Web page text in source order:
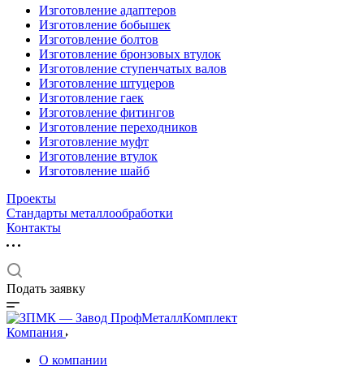
Изготовление адаптеров
Изготовление бобышек
Изготовление болтов
Изготовление бронзовых втулок
Изготовление ступенчатых валов
Изготовление штуцеров
Изготовление гаек
Изготовление фитингов
Изготовление переходников
Изготовление муфт
Изготовление втулок
Изготовление шайб
Проекты
Стандарты металлообработки
Контакты
Подать заявку
Компания
О компании